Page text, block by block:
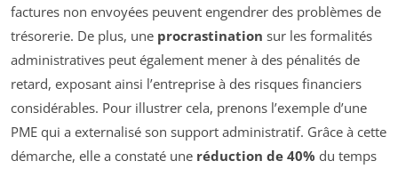
factures non envoyées peuvent engendrer des problèmes de
trésorerie. De plus, une procrastination sur les formalités
administratives peut également mener à des pénalités de
retard, exposant ainsi l’entreprise à des risques financiers
considérables. Pour illustrer cela, prenons l’exemple d’une
PME qui a externalisé son support administratif. Grâce à cette
démarche, elle a constaté une réduction de 40% du temps